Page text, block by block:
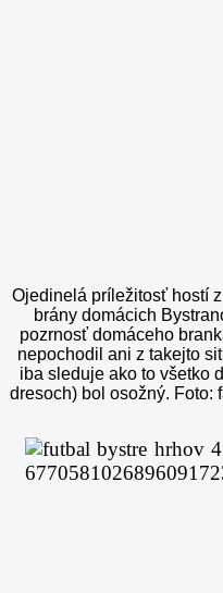
Ojedinelá príležitosť hostí
brány domácich
pozrnosť domáceho
nepochodil ani z takejto
iba sleduje ako to všetko
dresoch) bol osožný. Foto: